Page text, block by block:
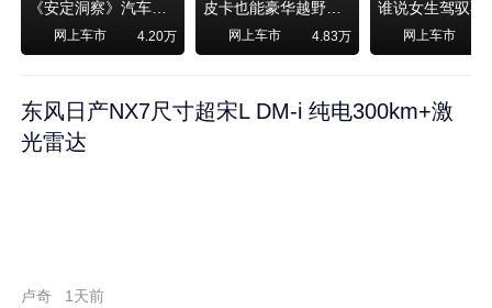
《安定洞察》汽车烧不烧油，和石油安全无关！
网上车市 4.20万
皮卡也能豪华越野！纵横F700上市，限时卖29.99万起
网上车市 4.83万 网上车市
东风日产NX7尺寸超宋L DM-i 纯电300km+激
光雷达
卢奇 1天前